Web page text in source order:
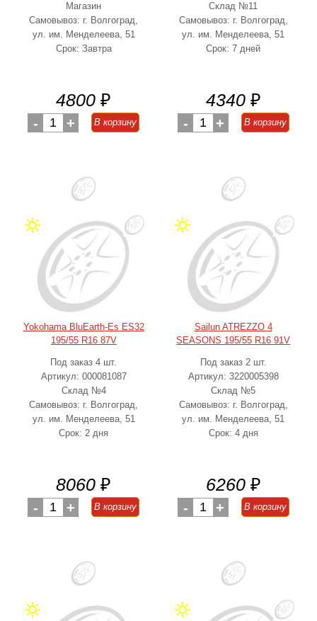
Магазин
Самовывоз: г. Волгоград,
ул. им. Менделеева, 51
Срок: Завтра
4800 ₽
- 1 + В корзину
Склад №11
Самовывоз: г. Волгоград,
ул. им. Менделеева, 51
Срок: 7 дней
4340 ₽
- 1 + В корзину
Yokohama BluEarth-Es ES32
195/55 R16 87V
Под заказ 4 шт.
Артикул: 000081087
Склад №4
Самовывоз: г. Волгоград,
ул. им. Менделеева, 51
Срок: 2 дня
8060 ₽
- 1 + В корзину
Sailun ATREZZO 4
SEASONS 195/55 R16 91V
Под заказ 2 шт.
Артикул: 3220005398
Склад №5
Самовывоз: г. Волгоград,
ул. им. Менделеева, 51
Срок: 4 дня
6260 ₽
- 1 + В корзину